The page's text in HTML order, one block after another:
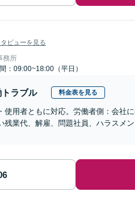
ビューを見る
務所
：09:00~18:00（平日）
ラブル 料金表を見る
使用者ともに対応。労働者側：会
残業代、解雇、問題社員、ハラスメ